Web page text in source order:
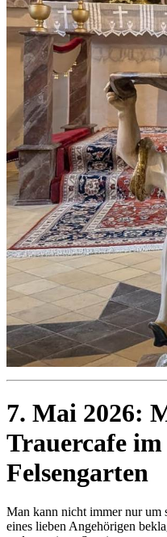
7. Mai 2026:
Trauercafe
Felsengarten
Man kann nicht immer nur um
eines lieben Angehörigen